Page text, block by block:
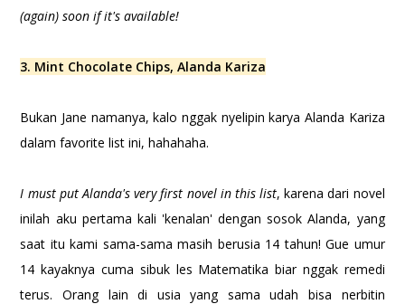
(again) soon if it's available!
3. Mint Chocolate Chips, Alanda Kariza
Bukan Jane namanya, kalo nggak nyelipin karya Alanda Kariza
dalam favorite list ini, hahahaha.
I must put Alanda's very first novel in this list, karena dari novel
inilah aku pertama kali 'kenalan' dengan sosok Alanda, yang
saat itu kami sama-sama masih berusia 14 tahun! Gue umur
14 kayaknya cuma sibuk les Matematika biar nggak remedi
terus. Orang lain di usia yang sama udah bisa nerbitin